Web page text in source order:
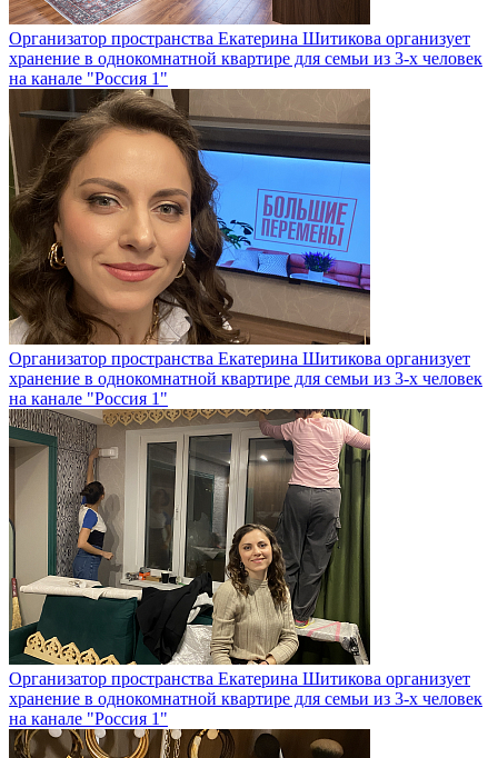
Организатор пространства Екатерина Шитикова организует
хранение в однокомнатной квартире для семьи из 3-х человек
на канале "Россия 1"
Организатор пространства Екатерина Шитикова организует
хранение в однокомнатной квартире для семьи из 3-х человек
на канале "Россия 1"
Организатор пространства Екатерина Шитикова организует
хранение в однокомнатной квартире для семьи из 3-х человек
на канале "Россия 1"